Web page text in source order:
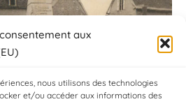
aux
nous utilisons des technologies
et/ou accéder aux informations des